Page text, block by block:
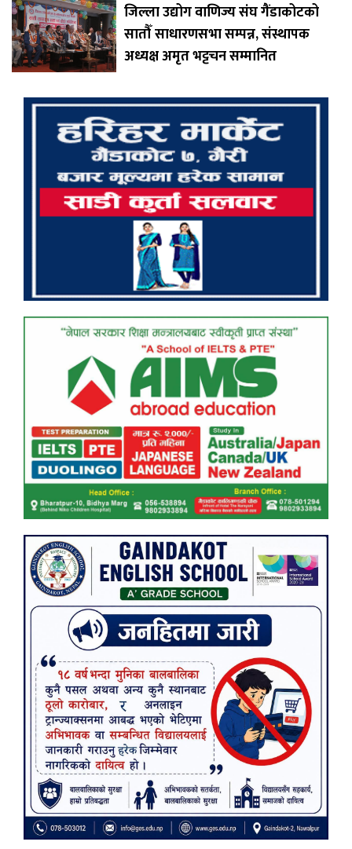
जिल्ला उद्योग वाणिज्य संघ गैंडाकोटको
सातौँ साधारणसभा सम्पन्न, संस्थापक
अध्यक्ष अमृत भट्टचन सम्मानित